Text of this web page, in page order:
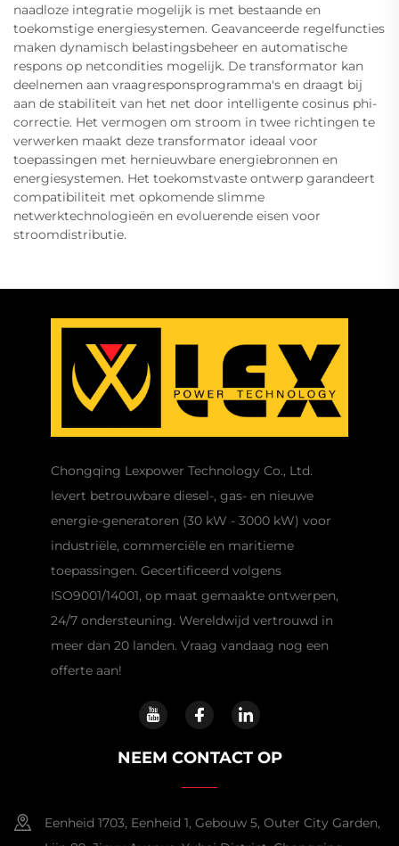
naadloze integratie mogelijk is met bestaande en
toekomstige energiesystemen. Geavanceerde regelfuncties
maken dynamisch belastingsbeheer en automatische
respons op netcondities mogelijk. De transformator kan
deelnemen aan vraagresponsprogramma's en draagt bij
aan de stabiliteit van het net door intelligente cosinus phi-
correctie. Het vermogen om stroom in twee richtingen te
verwerken maakt deze transformator ideaal voor
toepassingen met hernieuwbare energiebronnen en
energiesystemen. Het toekomstvaste ontwerp garandeert
compatibiliteit met opkomende slimme
netwerktechnologieën en evoluerende eisen voor
stroomdistributie.
Chongqing Lexpower Technology Co., Ltd.
levert betrouwbare diesel-, gas- en nieuwe
energie-generatoren (30 kW - 3000 kW) voor
industriële, commerciële en maritieme
toepassingen. Gecertificeerd volgens
ISO9001/14001, op maat gemaakte ontwerpen,
24/7 ondersteuning. Wereldwijd vertrouwd in
meer dan 20 landen. Vraag vandaag nog een
offerte aan!
NEEM CONTACT OP
Eenheid 1703, Eenheid 1, Gebouw 5, Outer City Garden,